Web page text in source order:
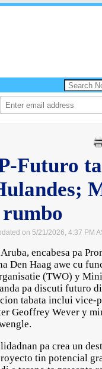
de la Espriella a
Futuro ta
rumbo
on 5/21/2026, 4:37 PM
encabesa pa
Den Haag awe cu
(TWO) y
pa discuti futuro
tabata inclui vice-
Geoffrey Wever y
pa crea un
tin potencial